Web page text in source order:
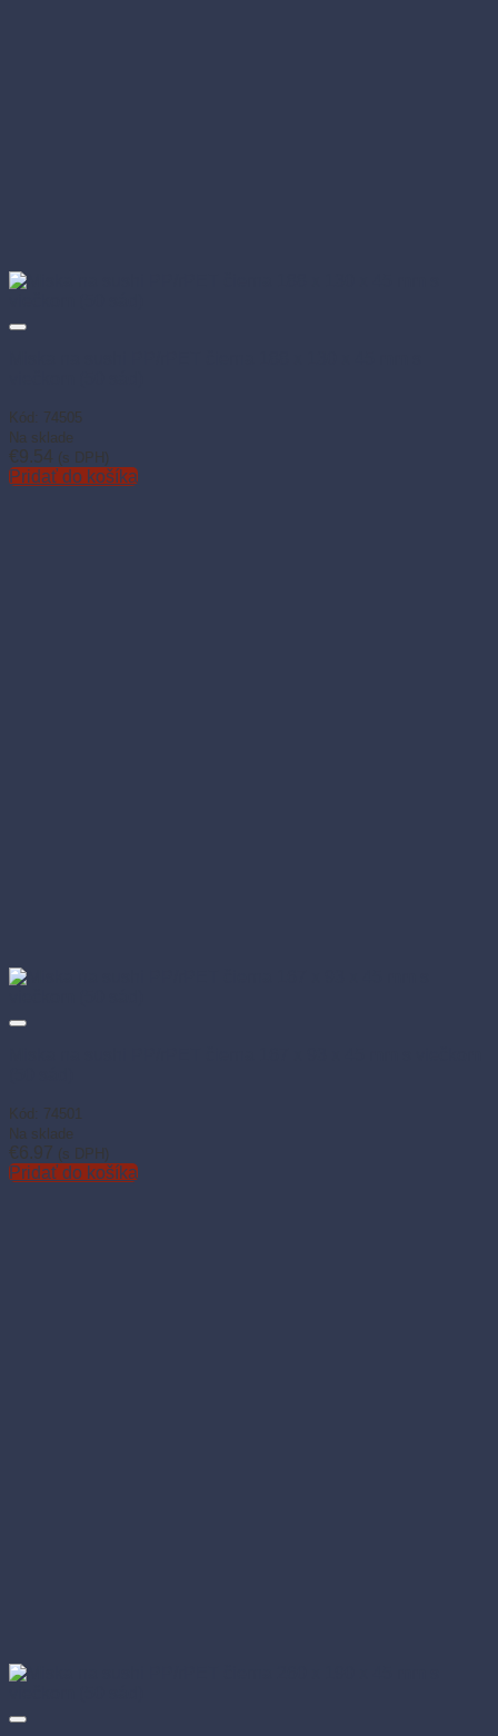
Kód: 74505
Na sklade
€9.54 (s DPH)
Pridať do košíka
Kód: 74501
Na sklade
€6.97 (s DPH)
Pridať do košíka